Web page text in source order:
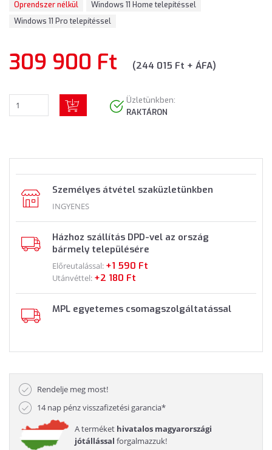
Oprendszer nélkül
Windows 11 Home telepítéssel
Windows 11 Pro telepítéssel
309 900 Ft (244 015 Ft + ÁFA)
Üzletünkben:
RAKTÁRON
Személyes átvétel szaküzletünkben
INGYENES
Házhoz szállítás DPD-vel az ország
bármely településére
Előreutalással: +1 590 Ft
Utánvéttel: +2 180 Ft
MPL egyetemes csomagszolgáltatással
Rendelje meg most!
14 nap pénz visszafizetési garancia*
A terméket hivatalos magyarországi
jótállással forgalmazzuk!